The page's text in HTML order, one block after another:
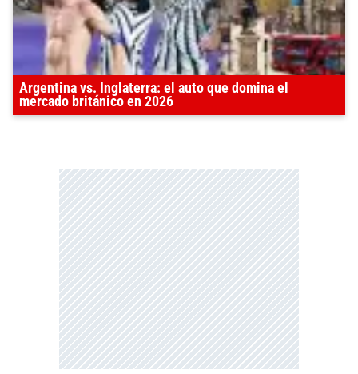
Argentina vs. Inglaterra: el auto que domina el
mercado británico en 2026